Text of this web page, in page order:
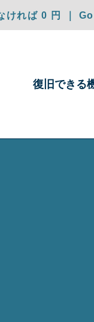
ければ 0 円 ｜
復旧できる